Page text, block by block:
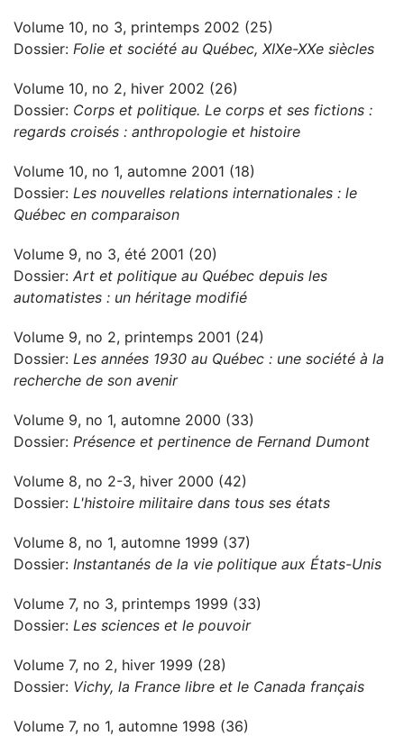
Volume 10, no 3, printemps 2002 (25)
Dossier: Folie et société au Québec, XIXe-XXe siècles
Volume 10, no 2, hiver 2002 (26)
Dossier: Corps et politique. Le corps et ses fictions :
regards croisés : anthropologie et histoire
Volume 10, no 1, automne 2001 (18)
Dossier: Les nouvelles relations internationales : le
Québec en comparaison
Volume 9, no 3, été 2001 (20)
Dossier: Art et politique au Québec depuis les
automatistes : un héritage modifié
Volume 9, no 2, printemps 2001 (24)
Dossier: Les années 1930 au Québec : une société à la
recherche de son avenir
Volume 9, no 1, automne 2000 (33)
Dossier: Présence et pertinence de Fernand Dumont
Volume 8, no 2-3, hiver 2000 (42)
Dossier: L'histoire militaire dans tous ses états
Volume 8, no 1, automne 1999 (37)
Dossier: Instantanés de la vie politique aux États-Unis
Volume 7, no 3, printemps 1999 (33)
Dossier: Les sciences et le pouvoir
Volume 7, no 2, hiver 1999 (28)
Dossier: Vichy, la France libre et le Canada français
Volume 7, no 1, automne 1998 (36)